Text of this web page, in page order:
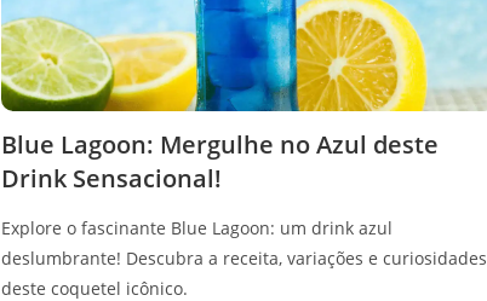
Blue Lagoon: Mergulhe no Azul deste
Drink Sensacional!
Explore o fascinante Blue Lagoon: um drink azul
deslumbrante! Descubra a receita, variações e curiosidades
deste coquetel icônico.